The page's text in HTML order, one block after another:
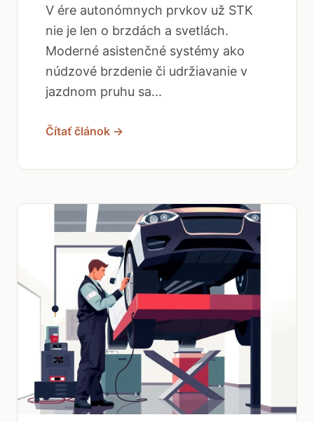
V ére autonómnych prvkov už STK
nie je len o brzdách a svetlách.
Moderné asistenčné systémy ako
núdzové brzdenie či udržiavanie v
jazdnom pruhu sa...
Čítať článok →